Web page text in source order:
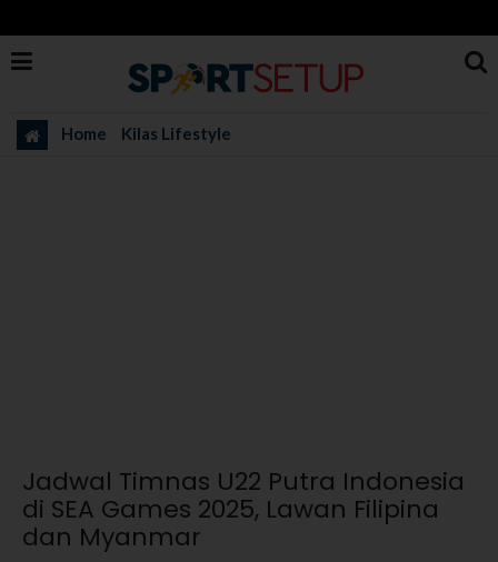
Home Kilas Lifestyle
Jadwal Timnas U22 Putra Indonesia
di SEA Games 2025, Lawan Filipina
dan Myanmar